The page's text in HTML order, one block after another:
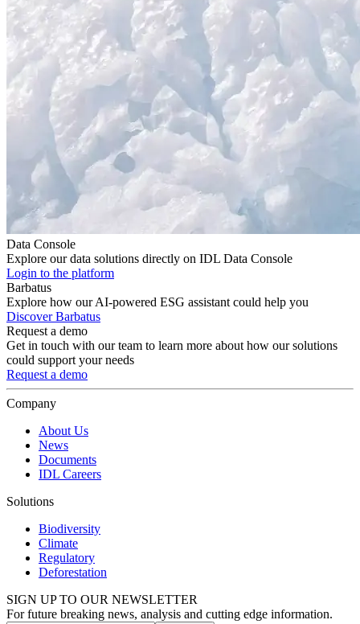
Data Console
Explore our data solutions directly on IDL Data Console
Login to the platform
Barbatus
Explore how our AI-powered ESG assistant could help you
Discover Barbatus
Request a demo
Get in touch with our team to learn more about how our solutions
could support your needs
Request a demo
Company
About Us
News
Documents
IDL Careers
Solutions
Biodiversity
Climate
Regulatory
Deforestation
SIGN UP TO OUR NEWSLETTER
For future breaking news, analysis and cutting edge information.